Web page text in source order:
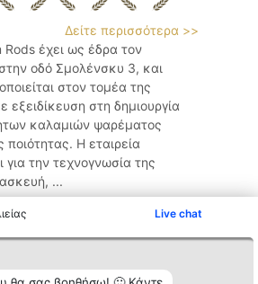
Live chat
Δείτε περισσότερα >>
Rods έχει ως έδρα τον
οδό Σμολένσκυ 3, και
στον τομέα της
εξειδίκευση στη δημιουργία
καλαμιών ψαρέματος
Η εταιρεία
για την τεχνογνωσία της
...
Κατάταξη Επικοινωνία